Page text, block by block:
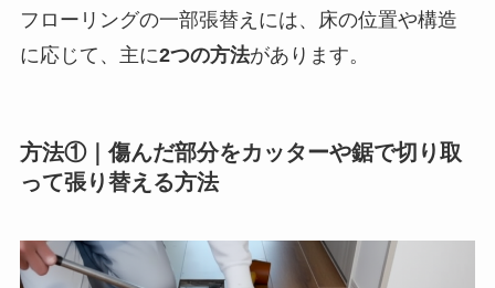
フローリングの一部張替えには、床の位置や構造
に応じて、主に2つの方法があります。
方法①｜傷んだ部分をカッターや鋸で切り取
って張り替える方法